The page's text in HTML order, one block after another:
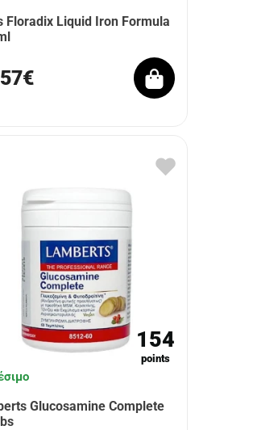
Floradix Liquid Iron Formula
154
points
Glucosamine Complete